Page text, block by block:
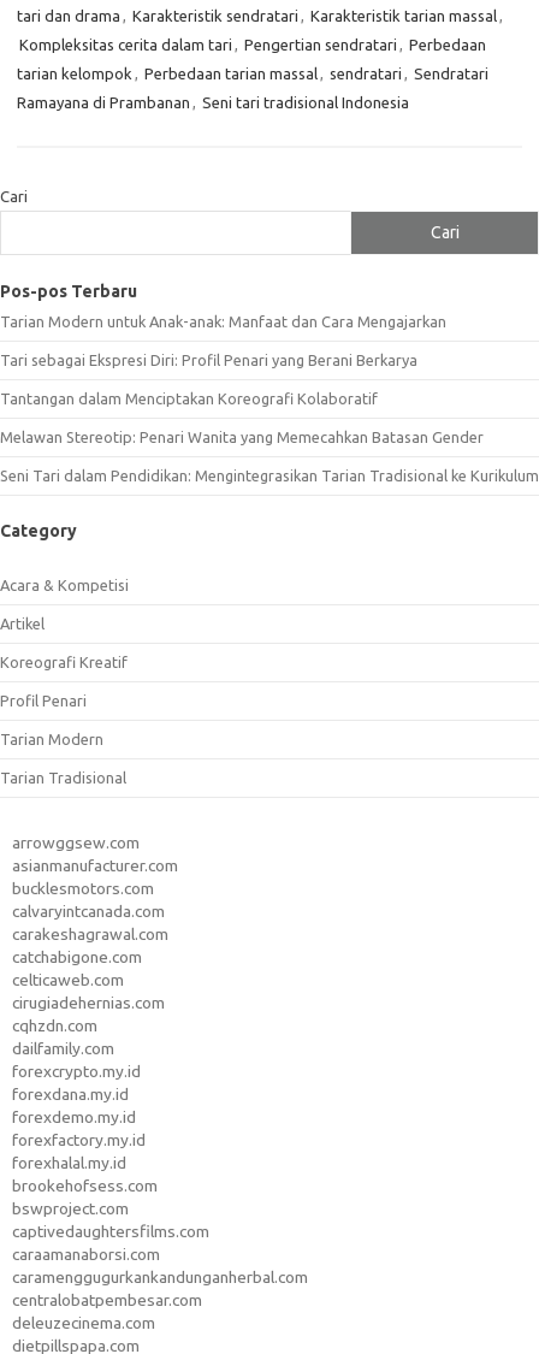
tari dan drama , Karakteristik sendratari , Karakteristik tarian massal,
Kompleksitas cerita dalam tari , Pengertian sendratari , Perbedaan
tarian kelompok , Perbedaan tarian massal, sendratari , Sendratari
Ramayana di Prambanan , Seni tari tradisional Indonesia
Cari
Cari
Pos-pos Terbaru
Tarian Modern untuk Anak-anak: Manfaat dan Cara Mengajarkan
Tari sebagai Ekspresi Diri: Profil Penari yang Berani Berkarya
Tantangan dalam Menciptakan Koreografi Kolaboratif
Melawan Stereotip: Penari Wanita yang Memecahkan Batasan Gender
Seni Tari dalam Pendidikan: Mengintegrasikan Tarian Tradisional ke Kurikulum
Category
Acara & Kompetisi
Artikel
Koreografi Kreatif
Profil Penari
Tarian Modern
Tarian Tradisional
arrowggsew.com
asianmanufacturer.com
bucklesmotors.com
calvaryintcanada.com
carakeshagrawal.com
catchabigone.com
celticaweb.com
cirugiadehernias.com
cqhzdn.com
dailfamily.com
forexcrypto.my.id
forexdana.my.id
forexdemo.my.id
forexfactory.my.id
forexhalal.my.id
brookehofsess.com
bswproject.com
captivedaughtersfilms.com
caraamanaborsi.com
caramenggugurkankandunganherbal.com
centralobatpembesar.com
deleuzecinema.com
dietpillspapa.com